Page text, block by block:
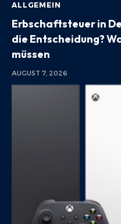
ALLGEMEIN
Erbschaftsteuer in
die Entscheidung?
müssen
AUGUST 7, 2026